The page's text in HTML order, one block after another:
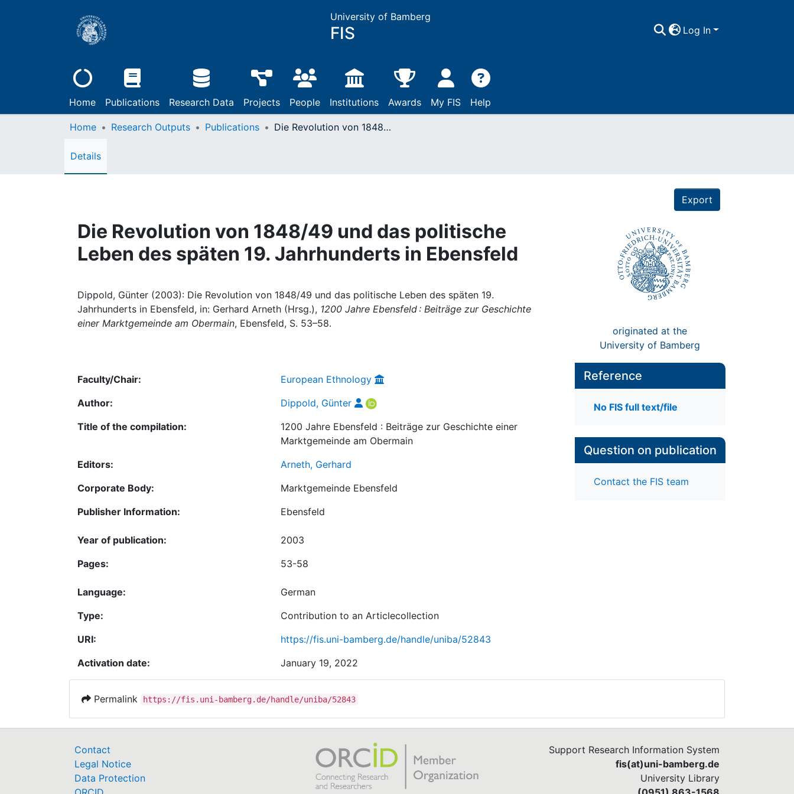
University of Bamberg
FIS Log In
Home Publications Research Data Projects People Institutions Awards My FIS Help
Home Research Outputs Publications Die Revolution von 1848/49 und das politische Leben des späten 19. Jahrhunderts in Ebensfeld
Details
Export
Die Revolution von 1848/49 und das politische
Leben des späten 19. Jahrhunderts in Ebensfeld
Dippold, Günter (2003): Die Revolution von 1848/49 und das politische Leben des späten 19.
Jahrhunderts in Ebensfeld, in: Gerhard Arneth (Hrsg.), 1200 Jahre Ebensfeld : Beiträge zur Geschichte
einer Marktgemeinde am Obermain, Ebensfeld, S. 53–58.
originated at the
University of Bamberg
Faculty/Chair:
European Ethnology
Author:
Dippold, Günter
Title of the compilation:
1200 Jahre Ebensfeld : Beiträge zur Geschichte einer
Marktgemeinde am Obermain
Editors:
Arneth, Gerhard
Corporate Body:
Marktgemeinde Ebensfeld
Publisher Information:
Ebensfeld
Year of publication:
2003
Pages:
53-58
Language:
German
Type:
Contribution to an Articlecollection
URI:
https://fis.uni-bamberg.de/handle/uniba/52843
Activation date:
January 19, 2022
Reference
No FIS full text/file
Question on publication
Contact the FIS team
Permalink https://fis.uni-bamberg.de/handle/uniba/52843
Contact
Legal Notice
Data Protection
Support Research Information System
fis(at)uni-bamberg.de
University Library